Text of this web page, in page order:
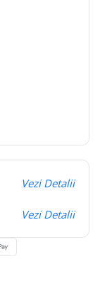
Vezi Detalii
Vezi Detalii